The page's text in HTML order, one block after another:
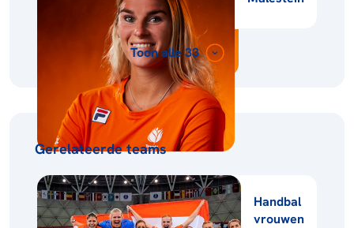
Toon alle 33
Gerelateerde teams
Handbal
vrouwen